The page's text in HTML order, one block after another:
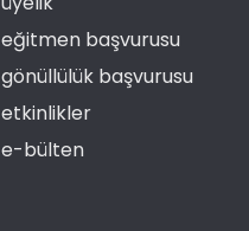
eğitmen başvurusu
gönüllülük başvurusu
etkinlikler
e-bülten